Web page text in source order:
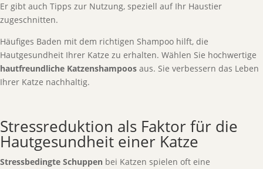
Er gibt auch Tipps zur Nutzung, speziell auf Ihr Haustier
zugeschnitten.
Häufiges Baden mit dem richtigen Shampoo hilft, die
Hautgesundheit Ihrer Katze zu erhalten. Wählen Sie hochwertige
hautfreundliche Katzenshampoos aus. Sie verbessern das Leben
Ihrer Katze nachhaltig.
Stressreduktion als Faktor für die
Hautgesundheit einer Katze
Stressbedingte Schuppen bei Katzen spielen oft eine